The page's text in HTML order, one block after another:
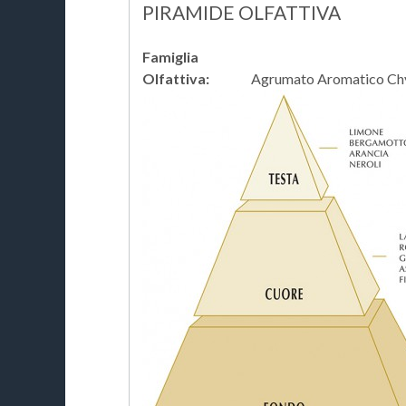
PIRAMIDE OLFATTIVA
Famiglia
Olfattiva:
Agrumato Aromatico